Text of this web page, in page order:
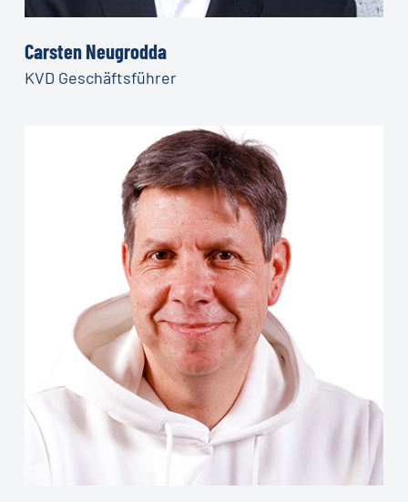
Carsten Neugrodda
KVD Geschäftsführer